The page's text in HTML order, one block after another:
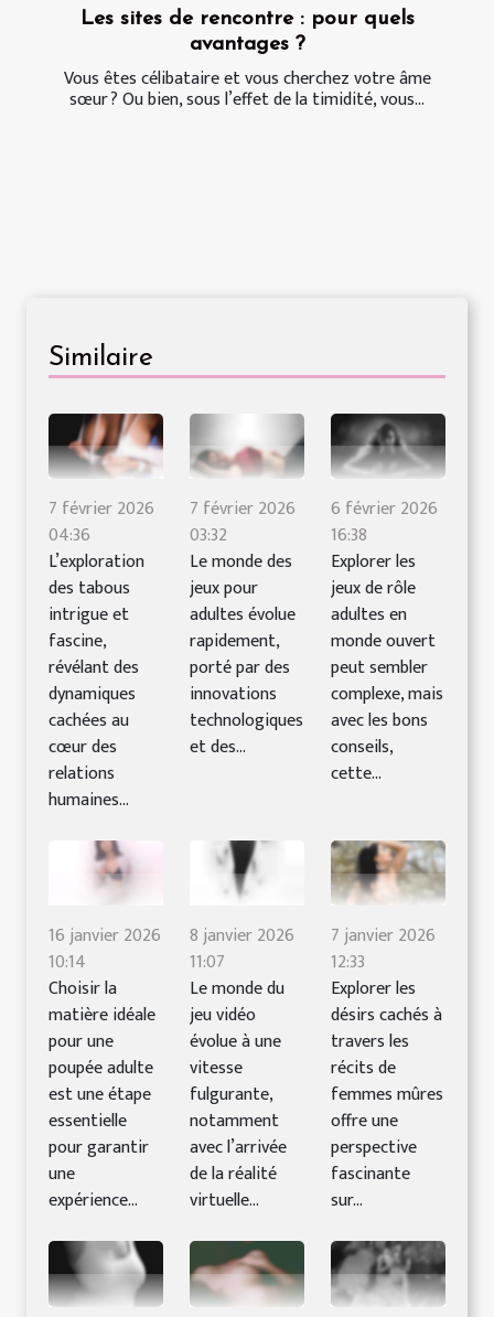
Les sites de rencontre : pour quels
avantages ?
Vous êtes célibataire et vous cherchez votre âme
sœur ? Ou bien, sous l’effet de la timidité, vous...
Similaire
7 février 2026
04:36
L’exploration
des tabous
intrigue et
fascine,
révélant des
dynamiques
cachées au
cœur des
relations
humaines...
7 février 2026
03:32
Le monde des
jeux pour
adultes évolue
rapidement,
porté par des
innovations
technologiques
et des...
6 février 2026
16:38
Explorer les
jeux de rôle
adultes en
monde ouvert
peut sembler
complexe, mais
avec les bons
conseils,
cette...
16 janvier 2026
10:14
Choisir la
matière idéale
pour une
poupée adulte
est une étape
essentielle
pour garantir
une
expérience...
8 janvier 2026
11:07
Le monde du
jeu vidéo
évolue à une
vitesse
fulgurante,
notamment
avec l’arrivée
de la réalité
virtuelle...
7 janvier 2026
12:33
Explorer les
désirs cachés à
travers les
récits de
femmes mûres
offre une
perspective
fascinante
sur...